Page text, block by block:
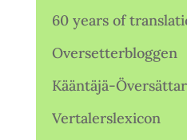
60 years of
Oversetterbloggen
Kääntäjä-
Vertalerslexicon